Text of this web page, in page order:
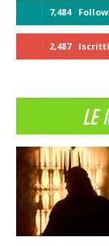
7,484
2,487 Iscritti
LE